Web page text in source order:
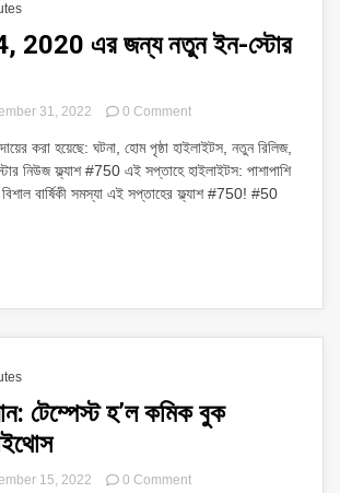
4, 2020 এর জন্য নতুন ইন-স্টোর
31, 2022 0 Commenton
মার্চ
4,
2020
রিলিজ!
করা হয়েছে: ঘটনা, হোম পৃষ্ঠা হাইলাইটস, নতুন রিলিজ,
নিউজ ফ্ল্যাশ #750 এই সপ্তাহে হাইলাইটস: পাশাপাশি
বিশাল বার্ষিকী সমস্যা এই সপ্তাহের ফ্ল্যাশ #750! #50
টেম্পেস্ট হ’ল কমিক বুক
15, 2022 0 Commenton